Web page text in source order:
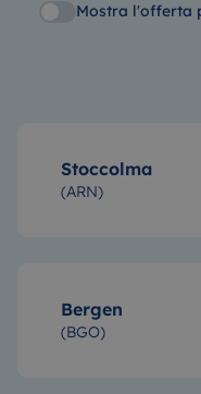
Mostra l'offerta
Stoccolma
(ARN)
Bergen
(BGO)